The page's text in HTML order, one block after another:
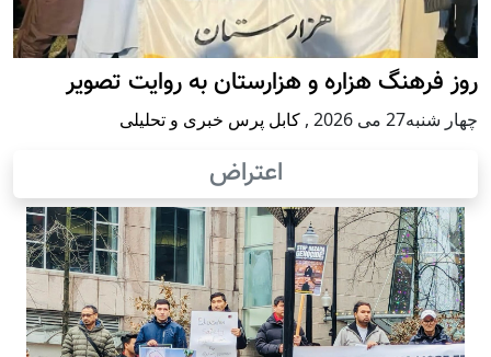
روز فرهنگ هزاره و هزارستان به روایت تصویر
چهار شنبه27 می 2026 , کابل پرس خبری و تحلیلی
اعتراض